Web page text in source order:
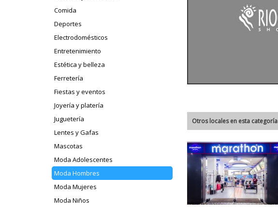
Comida
Deportes
Electrodomésticos
Entretenimiento
Estética y belleza
Ferretería
Fiestas y eventos
Joyería y platería
Juguetería
Lentes y Gafas
Mascotas
Moda Adolescentes
Moda Hombres
Moda Mujeres
Moda Niños
Otros locales en esta categoría